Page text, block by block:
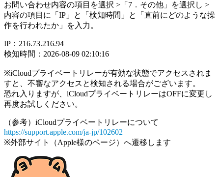
お問い合わせ内容の項目を選択 >「7．その他」を選択し >
内容の項目に「IP」と「検知時間」と「直前にどのような操
作を行われたか」を入力。
IP：216.73.216.94
検知時間：2026-08-09 02:10:16
※iCloudプライベートリレーが有効な状態でアクセスされま
すと、不審なアクセスと検知される場合がございます。
恐れ入りますが、iCloudプライベートリレーはOFFに変更し
再度お試しください。
（参考）iCloudプライベートリレーについて
https://support.apple.com/ja-jp/102602
※外部サイト（Apple様のページ）へ遷移します